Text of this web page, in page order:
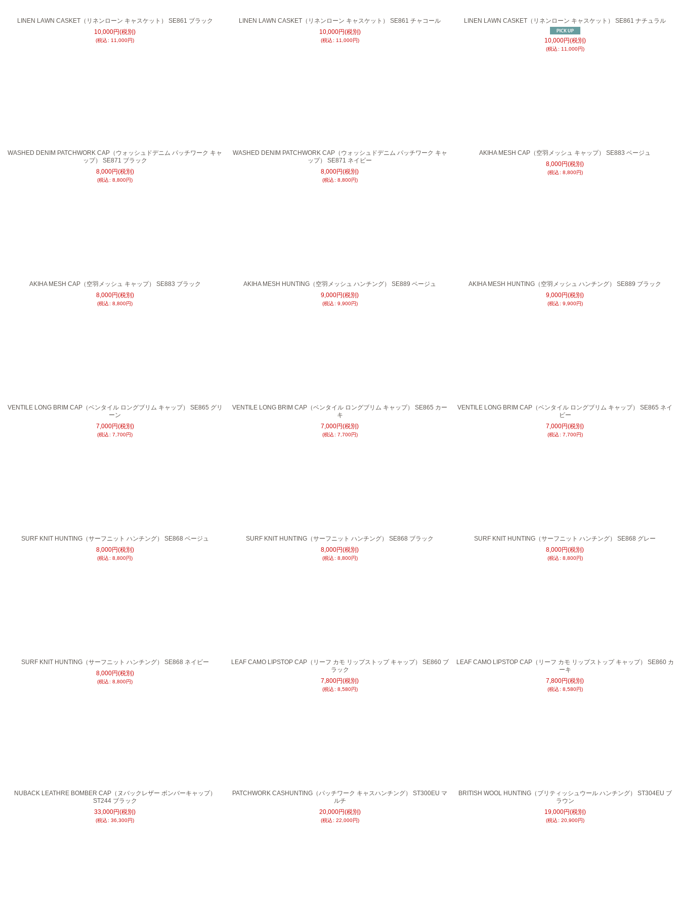
LINEN LAWN CASKET（リネンローン キャスケット） SE861 ブラック
10,000円(税別)
(税込 : 11,000円)
LINEN LAWN CASKET（リネンローン キャスケット） SE861 チャコール
10,000円(税別)
(税込: 11,000円)
LINEN LAWN CASKET（リネンローン キャスケット） SE861 ナチュラル
10,000円(税別)
(税込: 11,000円)
WASHED DENIM PATCHWORK CAP（ウォッシュドデニム パッチワーク キャ
ップ） SE871 ブラック
8,000円(税別)
(税込 : 8,800円)
WASHED DENIM PATCHWORK CAP（ウォッシュドデニム パッチワーク キャ
ップ） SE871 ネイビー
8,000円(税別)
(税込: 8,800円)
AKIHA MESH CAP（空羽メッシュ キャップ） SE883 ベージュ
8,000円(税別)
(税込: 8,800円)
AKIHA MESH CAP（空羽メッシュ キャップ） SE883 ブラック
8,000円(税別)
(税込 : 8,800円)
AKIHA MESH HUNTING（空羽メッシュ ハンチング） SE889 ベージュ
9,000円(税別)
(税込: 9,900円)
AKIHA MESH HUNTING（空羽メッシュ ハンチング） SE889 ブラック
9,000円(税別)
(税込: 9,900円)
VENTILE LONG BRIM CAP（ベンタイル ロングブリム キャップ） SE865 グリ
ーン
7,000円(税別)
(税込 : 7,700円)
VENTILE LONG BRIM CAP（ベンタイル ロングブリム キャップ） SE865 カー
キ
7,000円(税別)
(税込: 7,700円)
VENTILE LONG BRIM CAP（ベンタイル ロングブリム キャップ） SE865 ネイ
ビー
7,000円(税別)
(税込: 7,700円)
SURF KNIT HUNTING（サーフニット ハンチング） SE868 ベージュ
8,000円(税別)
(税込 : 8,800円)
SURF KNIT HUNTING（サーフニット ハンチング） SE868 ブラック
8,000円(税別)
(税込: 8,800円)
SURF KNIT HUNTING（サーフニット ハンチング） SE868 グレー
8,000円(税別)
(税込: 8,800円)
SURF KNIT HUNTING（サーフニット ハンチング） SE868 ネイビー
8,000円(税別)
(税込 : 8,800円)
LEAF CAMO LIPSTOP CAP（リーフ カモ リップストップ キャップ） SE860 ブ
ラック
7,800円(税別)
(税込: 8,580円)
LEAF CAMO LIPSTOP CAP（リーフ カモ リップストップ キャップ） SE860 カ
ーキ
7,800円(税別)
(税込: 8,580円)
NUBACK LEATHRE BOMBER CAP（ヌバックレザー ボンバーキャップ）
ST244 ブラック
33,000円(税別)
(税込 : 36,300円)
PATCHWORK CASHUNTING（パッチワーク キャスハンチング） ST300EU マ
ルチ
20,000円(税別)
(税込: 22,000円)
BRITISH WOOL HUNTING（ブリティッシュウール ハンチング） ST304EU ブ
ラウン
19,000円(税別)
(税込: 20,900円)